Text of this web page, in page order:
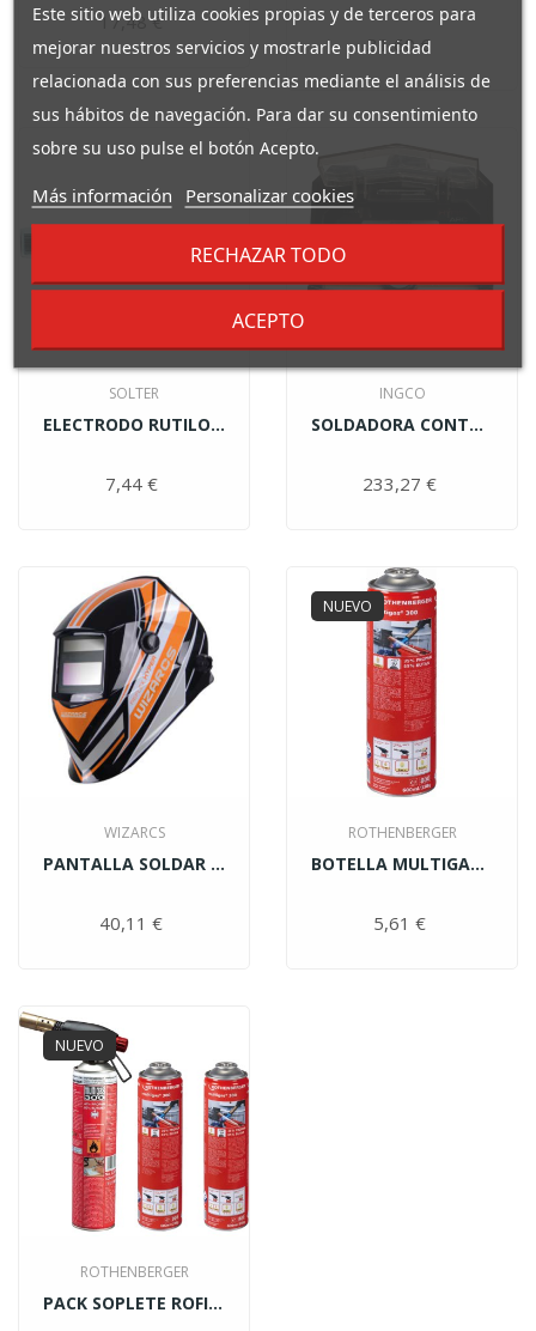
17,48 € Precio
31,60 €
SOLTER
ELECTRODO RUTILO E6013...
7,44 €
INGCO
SOLDADORA CONTACT-255...
233,27 €
WIZARCS
PANTALLA SOLDAR REFLEX...
40,11 €
NUEVO
ROTHENBERGER
BOTELLA MULTIGAS 300 DE...
5,61 €
NUEVO
ROTHENBERGER
PACK SOPLETE ROFIRE PIEZO+3...
Este sitio web utiliza cookies propias y de terceros para
mejorar nuestros servicios y mostrarle publicidad
relacionada con sus preferencias mediante el análisis de
sus hábitos de navegación. Para dar su consentimiento
sobre su uso pulse el botón Acepto.
Más información Personalizar cookies
RECHAZAR TODO
ACEPTO